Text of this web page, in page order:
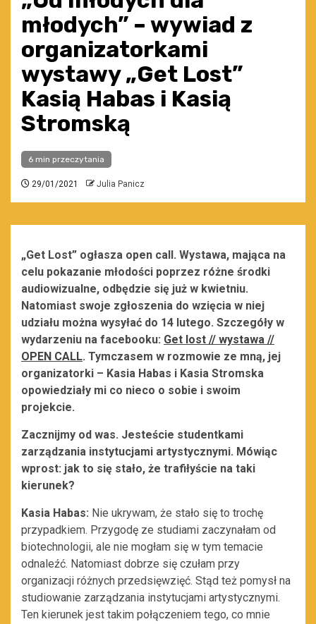
młodych” – wywiad z
organizatorkami
wystawy „Get Lost”
Kasią Habas i Kasią
Stromską
6 min przeczytania
29/01/2021 Julia Panicz
„Get Lost” ogłasza open call. Wystawa, mająca na
celu pokazanie młodości poprzez różne środki
audiowizualne, odbędzie się już w kwietniu.
Natomiast swoje zgłoszenia do wzięcia w niej
udziału można wysyłać do 14 lutego. Szczegóły w
wydarzeniu na facebooku: Get lost // wystawa //
OPEN CALL. Tymczasem w rozmowie ze mną, jej
organizatorki – Kasia Habas i Kasia Stromska
opowiedziały mi co nieco o sobie i swoim
projekcie.
Zacznijmy od was. Jesteście studentkami
zarządzania instytucjami artystycznymi. Mówiąc
wprost: jak to się stało, że trafiłyście na taki
kierunek?
Kasia Habas: Nie ukrywam, że stało się to trochę
przypadkiem. Przygodę ze studiami zaczynałam od
biotechnologii, ale nie mogłam się w tym temacie
odnaleźć. Natomiast dobrze się czułam przy
organizacji różnych przedsięwzięć. Stąd też pomysł na
studiowanie zarządzania instytucjami artystycznymi.
Ten kierunek jest takim połączeniem tego, co mnie